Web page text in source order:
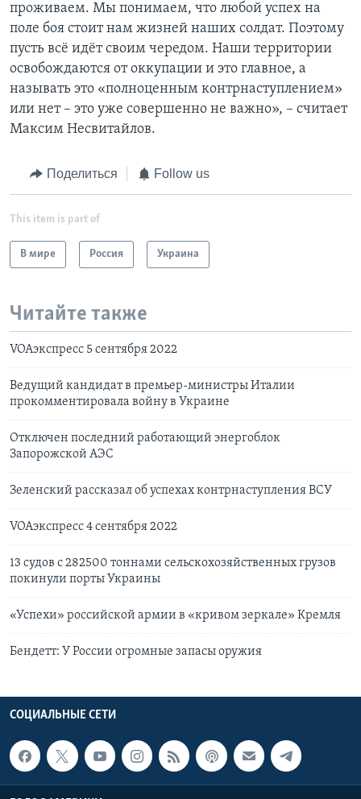
проживаем. Мы понимаем, что любой успех на
поле боя стоит нам жизней наших солдат. Поэтому
пусть всё идёт своим чередом. Наши территории
освобождаются от оккупации и это главное, а
называть это «полноценным контрнаступлением»
или нет – это уже совершенно не важно», – считает
Максим Несвитайлов.
Поделиться Follow us
This item is part of
В мире Россия Украина
Читайте также
VOAэкспресс 5 сентября 2022
Ведущий кандидат в премьер-министры Италии
прокомментировала войну в Украине
Отключен последний работающий энергоблок
Запорожской АЭС
Зеленский рассказал об успехах контрнаступления ВСУ
VOAэкспресс 4 сентября 2022
13 судов с 282500 тоннами сельскохозяйственных грузов
покинули порты Украины
«Успехи» российской армии в «кривом зеркале» Кремля
Бендетт: У России огромные запасы оружия
СОЦИАЛЬНЫЕ СЕТИ